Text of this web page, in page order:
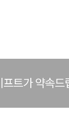
트가 약속드